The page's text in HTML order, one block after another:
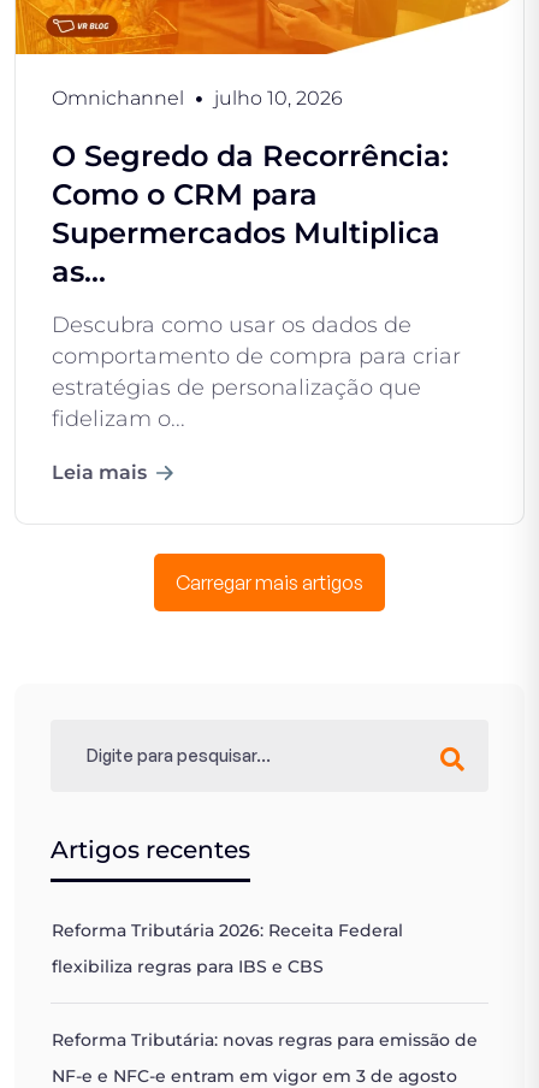
Omnichannel julho 10, 2026
O Segredo da Recorrência:
Como o CRM para
Supermercados Multiplica
as...
Descubra como usar os dados de
comportamento de compra para criar
estratégias de personalização que
fidelizam o...
Leia mais
Carregar mais artigos
Artigos recentes
Reforma Tributária 2026: Receita Federal
flexibiliza regras para IBS e CBS
Reforma Tributária: novas regras para emissão de
NF-e e NFC-e entram em vigor em 3 de agosto